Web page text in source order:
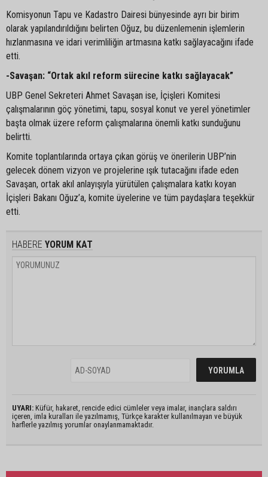
Komisyonun Tapu ve Kadastro Dairesi bünyesinde ayrı bir birim
olarak yapılandırıldığını belirten Oğuz, bu düzenlemenin işlemlerin
hızlanmasına ve idari verimliliğin artmasına katkı sağlayacağını ifade
etti.
-Savaşan: “Ortak akıl reform sürecine katkı sağlayacak”
UBP Genel Sekreteri Ahmet Savaşan ise, İçişleri Komitesi
çalışmalarının göç yönetimi, tapu, sosyal konut ve yerel yönetimler
başta olmak üzere reform çalışmalarına önemli katkı sunduğunu
belirtti.
Komite toplantılarında ortaya çıkan görüş ve önerilerin UBP’nin
gelecek dönem vizyon ve projelerine ışık tutacağını ifade eden
Savaşan, ortak akıl anlayışıyla yürütülen çalışmalara katkı koyan
İçişleri Bakanı Oğuz’a, komite üyelerine ve tüm paydaşlara teşekkür
etti.
HABERE YORUM KAT
UYARI: Küfür, hakaret, rencide edici cümleler veya imalar, inançlara saldırı
içeren, imla kuralları ile yazılmamış, Türkçe karakter kullanılmayan ve büyük
harflerle yazılmış yorumlar onaylanmamaktadır.